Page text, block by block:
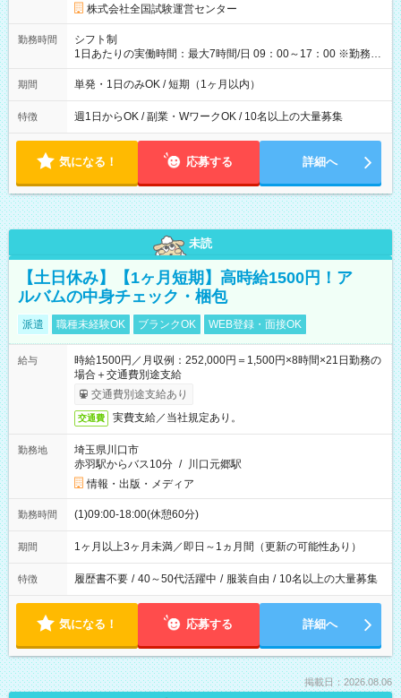
円の場合あり ・国家試験 7:00～13:30（休憩なし） 時給1,300
円（役割手当＋100円）×6時間＝日収8,400円＋交通費 【試用期
間】試用期間なし
株式会社全国試験運営センター
勤務時間
シフト制
1日あたりの実働時間：最大7時間/日 09：00～17：00 ※勤務時
間は 試験により異なります。
期間 単発・1日のみOK / 短期（1ヶ月以内）
特徴 週1日からOK / 副業・WワークOK / 10名以上の大量募集
気になる！ 応募する 詳細へ
未読
【土日休み】【1ヶ月短期】高時給1500円！ア
ルバムの中身チェック・梱包
派遣 職種未経験OK ブランクOK WEB登録・面接OK
給与
時給1500円／月収例：252,000円＝1,500円×8時間×21日勤務の
場合＋交通費別途支給
交通費別途支給あり
交通費 実費支給／当社規定あり。
勤務地
埼玉県川口市
赤羽駅からバス10分 / 川口元郷駅
情報・出版・メディア
勤務時間 (1)09:00-18:00(休憩60分)
期間 1ヶ月以上3ヶ月未満／即日～1ヵ月間（更新の可能性あり）
特徴 履歴書不要 / 40～50代活躍中 / 服装自由 / 10名以上の大量募集
気になる！ 応募する 詳細へ
掲載日：2026.08.06